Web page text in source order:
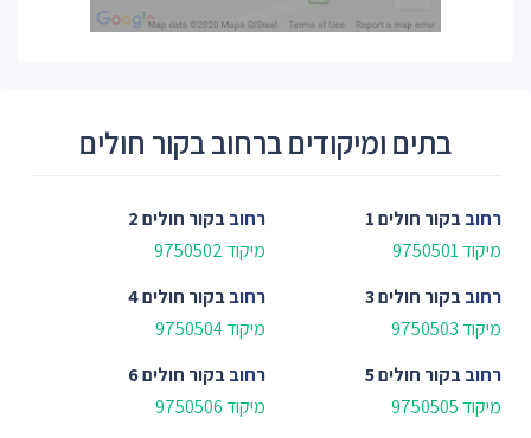
בתים ומיקודים ברחוב בקור חולים
רחובבקור חולים 1
מיקוד 9750501
רחובבקור חולים 2
מיקוד 9750502
רחובבקור חולים 3
מיקוד 9750503
רחובבקור חולים 4
מיקוד 9750504
רחובבקור חולים 5
מיקוד 9750505
רחובבקור חולים 6
מיקוד 9750506